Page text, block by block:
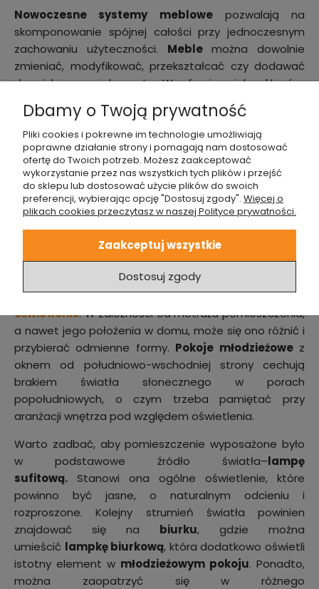
Nowoczesne systemy meblowepozwalają na
skomponowanie spójnej całości przy jednoczesnym
zachowaniu użyteczności. Meble można dowolnie
zmieniać, modyfikować, przekształcać czy dodawać
do nich nowe elementy. W ofercie wielu sklepów,
posiadających w swoim asortymencie
pokoju młodzieżowego , mamy możliwość
rozszerzenia wybranych konstrukcji oregały, szuflady
czy półki. Istnieje dowolność w doborze stylu,
materiałów czy dodatkowych funkcji. Dzięki temu
możemy tworzyćunikalne kolekcje mebli
własnych upodobań.
Funkcjonalne i klimatyczne oświetlenie
Jednym z elementów, aby zapewnić nastolatkowi
sprzyjające warunki do nauki, odpoczynku i
codziennego funkcjonowania jestodpowiednie
oświetlenie. W zależności od metrażu pomieszczenia,
a nawet jego położenia w domu, może się ono różnić i
przybierać odmienne formy. Pokoje młodzieżowez
oknem od południowo-wschodniej strony cechują
brakiem światła słonecznego w porach
popołudniowych, o czym trzeba pamiętać przy
aranżacji wnętrza pod względem oświetlenia.
Warto zadbać, aby pomieszczenie wyposażone było
w podstawowe źródło światła–lampę
sufitową. Stanowi ona ogólne oświetlenie, które
powinno być jasne, o naturalnym odcieniu i
rozproszone. Kolejny strumień światła powinien
znajdować się na biurku, gdzie można
umieścić lampkę biurkową, która dodatkowo oświetli
istotny element w młodzieżowym pokoju. Ponadto,
można zaopatrzyć się w różnego
Dbamy o Twoją prywatność
Pliki cookies i pokrewne im technologie umożliwiają
poprawne działanie strony i pomagają nam dostosować
ofertę do Twoich potrzeb. Możesz zaakceptować
wykorzystanie przez nas wszystkich tych plików i przejść
do sklepu lub dostosować użycie plików do swoich
preferencji, wybierając opcję "Dostosuj zgody". Więcej o
plikach cookies przeczytasz w naszej Polityce prywatności.
Dostosuj zgody
Zaakceptuj wszystkie